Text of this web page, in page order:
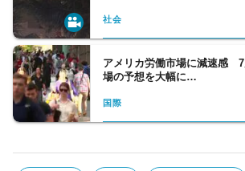
社会
アメリカ労働市場に減速感
場の予想を大幅に…
国際